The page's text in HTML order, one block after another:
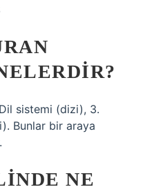
sistemi (dizi), 3.
Bunlar bir araya
NE